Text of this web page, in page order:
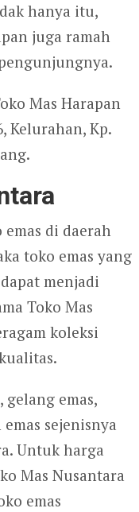
hanya itu,
juga ramah
Mas Harapan
Kelurahan, Kp.
emas di daerah
toko emas yang
menjadi
Toko Mas
koleksi
gelang emas,
sejenisnya
Untuk harga
Mas Nusantara
emas